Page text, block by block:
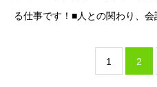
る仕事です！■人との関わり、会
1 2